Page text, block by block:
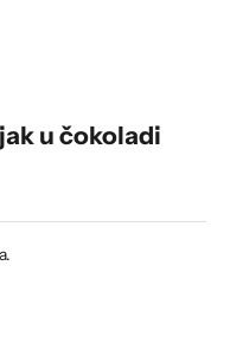
u čokoladi